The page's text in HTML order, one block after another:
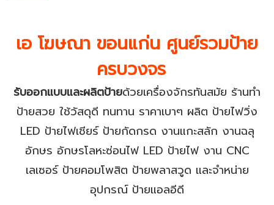
เอ โฆษณา ขอนแก่น ศูนย์รวมป้าย
ครบวงจร
รับออกแบบและผลิตป้ายด้วยเครื่องจักรทันสมัย ร้านทำ
ป้ายสวย ใช้วัสดุดี ทนทาน ราคาเบาๆ ผลิต ป้ายไฟวิ่ง
LED ป้ายไฟเชียร์ ป้ายกัดกรด งานแกะสลัก งานฉลุ
อักษร อักษรโลหะซ่อนไฟ LED ป้ายไฟ งาน CNC
เลเซอร์ ป้ายคอมโพสิต ป้ายพลาสวูด และจำหน่าย
อุปกรณ์ ป้ายแอลอีดี